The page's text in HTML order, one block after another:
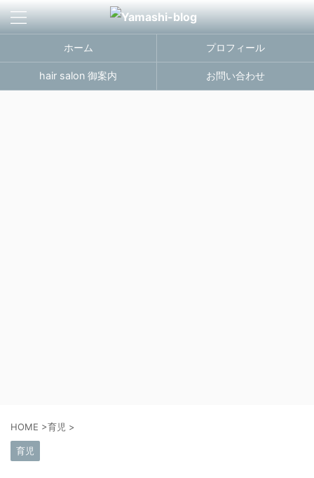
ホーム プロフィール
hair salon 御案内 お問い合わせ
HOME >育児 >
育児